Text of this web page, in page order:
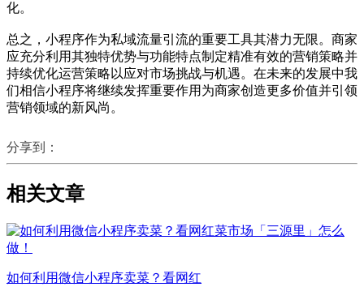
化。
总之，小程序作为私域流量引流的重要工具其潜力无限。商家
应充分利用其独特优势与功能特点制定精准有效的营销策略并
持续优化运营策略以应对市场挑战与机遇。在未来的发展中我
们相信小程序将继续发挥重要作用为商家创造更多价值并引领
营销领域的新风尚。
分享到：
相关文章
如何利用微信小程序卖菜？看网红